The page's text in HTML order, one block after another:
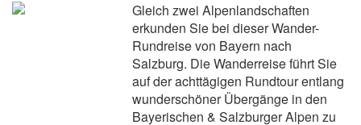
Gleich zwei Alpenlandschaften
erkunden Sie bei dieser Wander-
Rundreise von Bayern nach
Salzburg. Die Wanderreise führt Sie
auf der achttägigen Rundtour entlang
wunderschöner Übergänge in den
Bayerischen & Salzburger Alpen zu